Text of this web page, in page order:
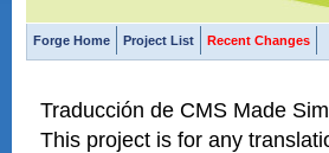
Forge Home Project List Recent Changes
Traducción de CMS Made
This project is for any